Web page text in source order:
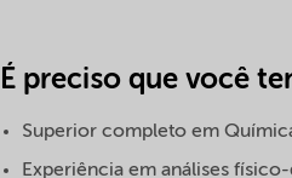
É preciso que você
Superior completo em
Experiência em análises